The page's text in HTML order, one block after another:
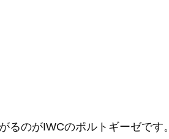
るのがIWCのポルトギーゼです。